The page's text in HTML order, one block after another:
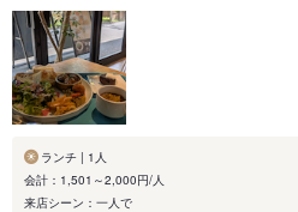
ランチ | 1人
会計：1,501～2,000円/人
来店シーン：一人で